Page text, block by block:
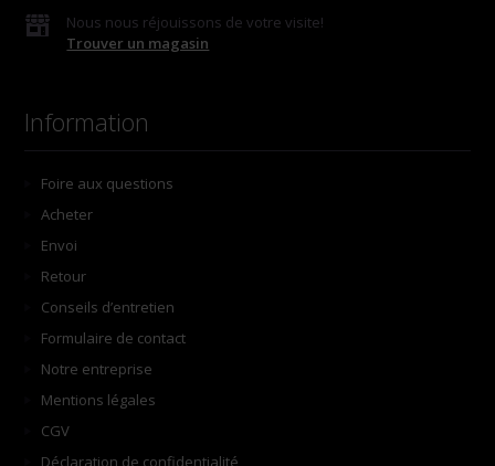
Nous nous réjouissons de votre visite!
Trouver un magasin
Information
Foire aux questions
Acheter
Envoi
Retour
Conseils d’entretien
Formulaire de contact
Notre entreprise
Mentions légales
CGV
Déclaration de confidentialité